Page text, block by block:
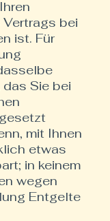
bei
ist. Für
Sie bei
mit Ihnen
etwas
in keinem
wegen
Entgelte